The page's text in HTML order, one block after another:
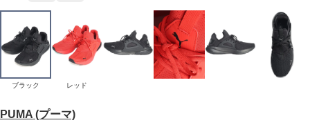
PUMA (プーマ)
ブラック レッド